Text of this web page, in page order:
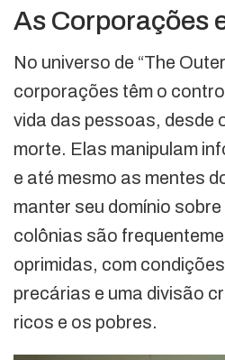
As Corporações
No universo de “The
corporações têm o
vida das pessoas, desde
morte. Elas manipulam
e até mesmo as mentes
manter seu domínio
colônias são
oprimidas, com
precárias e uma divisão
ricos e os pobres.